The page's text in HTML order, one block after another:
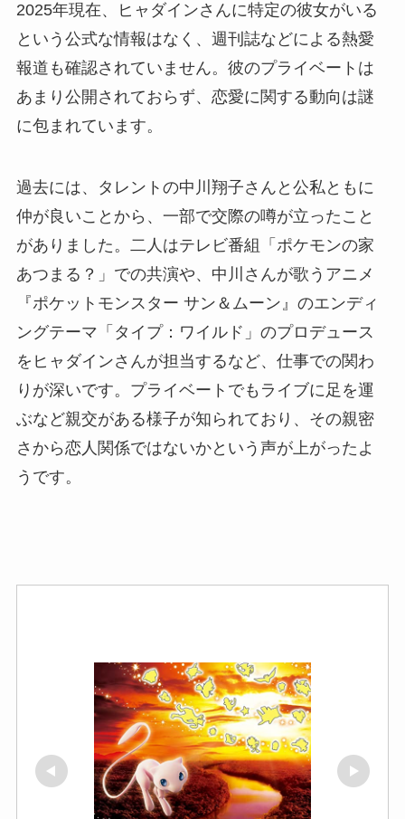
2025年現在、ヒャダインさんに特定の彼女がいる
という公式な情報はなく、週刊誌などによる熱愛
報道も確認されていません。彼のプライベートは
あまり公開されておらず、恋愛に関する動向は謎
に包まれています。
過去には、タレントの中川翔子さんと公私ともに
仲が良いことから、一部で交際の噂が立ったこと
がありました。二人はテレビ番組「ポケモンの家
あつまる？」での共演や、中川さんが歌うアニメ
『ポケットモンスター サン＆ムーン』のエンディ
ングテーマ「タイプ：ワイルド」のプロデュース
をヒャダインさんが担当するなど、仕事での関わ
りが深いです。プライベートでもライブに足を運
ぶなど親交がある様子が知られており、その親密
さから恋人関係ではないかという声が上がったよ
うです。